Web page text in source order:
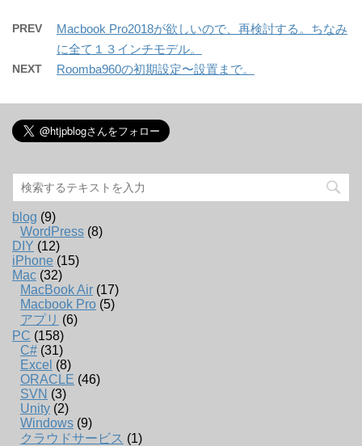
PREV
Macbook Pro2018が欲しいので、再検討する。ちなみ
に全て１３インチモデル。
NEXT Roomba960の初期設定〜設置まで。
blog (9)
WordPress (8)
DIY (12)
iPhone (15)
Mac (32)
MacBook Air (17)
Macbook Pro (5)
アプリ (6)
PC (158)
C# (31)
Excel (8)
ORACLE (46)
SVN (3)
Unity (2)
Windows (9)
クラウドサービス (1)